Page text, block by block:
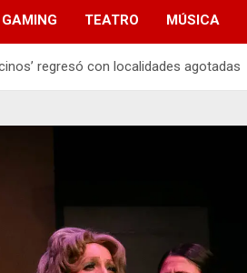
GAMING TEATRO MÚSICA
regresó con localidades agotadas